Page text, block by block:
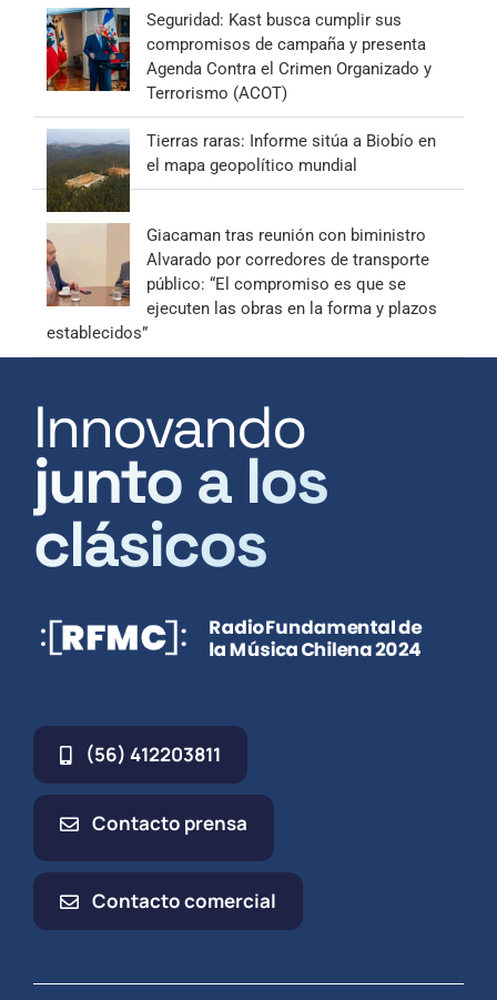
Seguridad: Kast busca cumplir sus
compromisos de campaña y presenta
Agenda Contra el Crimen Organizado y
Terrorismo (ACOT)
Tierras raras: Informe sitúa a Biobío en
el mapa geopolítico mundial
Giacaman tras reunión con biministro
Alvarado por corredores de transporte
público: “El compromiso es que se
ejecuten las obras en la forma y plazos
establecidos”
Innovando
junto a los
clásicos
(56) 412203811
Contacto prensa
Contacto comercial